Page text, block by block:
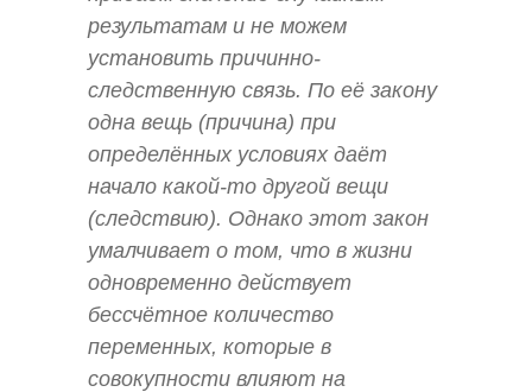
результатам и не можем
установить причинно-
следственную связь. По её закону
одна вещь (причина) при
определённых условиях даёт
начало какой-то другой вещи
(следствию). Однако этот закон
умалчивает о том, что в жизни
одновременно действует
бессчётное количество
переменных, которые в
совокупности влияют на